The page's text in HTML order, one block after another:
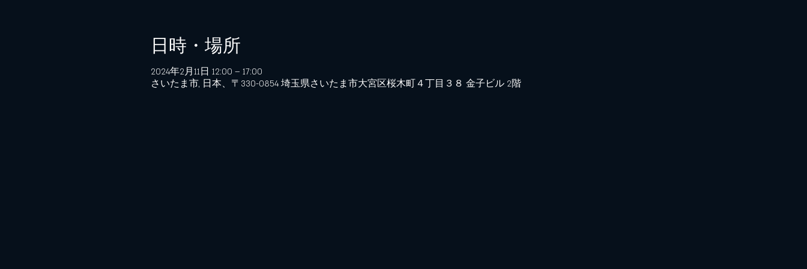
日時・場所
2024年2月11日 12:00 – 17:00
さいたま市, 日本、〒330-0854 埼玉県さいたま市大宮区桜木町４丁目３８ 金子ビル 2階